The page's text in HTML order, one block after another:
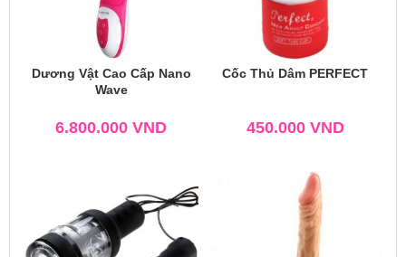
Dương Vật Cao Cấp Nano
Wave
6.800.000 VND
Cốc Thủ Dâm PERFECT
450.000 VND